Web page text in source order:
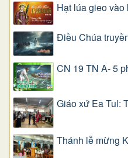
Hạt lúa gieo vào
Điều Chúa
CN 19 TN A- 5
Giáo xứ Ea Tul:
Thánh lễ mừng